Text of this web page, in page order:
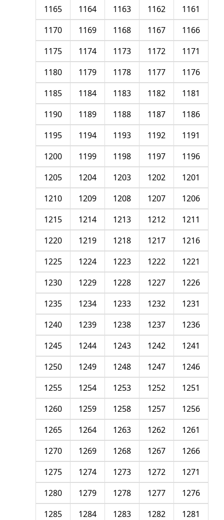
1161
1162
1163
1164
1165
1166
1167
1168
1169
1170
1171
1172
1173
1174
1175
1176
1177
1178
1179
1180
1181
1182
1183
1184
1185
1186
1187
1188
1189
1190
1191
1192
1193
1194
1195
1196
1197
1198
1199
1200
1201
1202
1203
1204
1205
1206
1207
1208
1209
1210
1211
1212
1213
1214
1215
1216
1217
1218
1219
1220
1221
1222
1223
1224
1225
1226
1227
1228
1229
1230
1231
1232
1233
1234
1235
1236
1237
1238
1239
1240
1241
1242
1243
1244
1245
1246
1247
1248
1249
1250
1251
1252
1253
1254
1255
1256
1257
1258
1259
1260
1261
1262
1263
1264
1265
1266
1267
1268
1269
1270
1271
1272
1273
1274
1275
1276
1277
1278
1279
1280
1281
1282
1283
1284
1285